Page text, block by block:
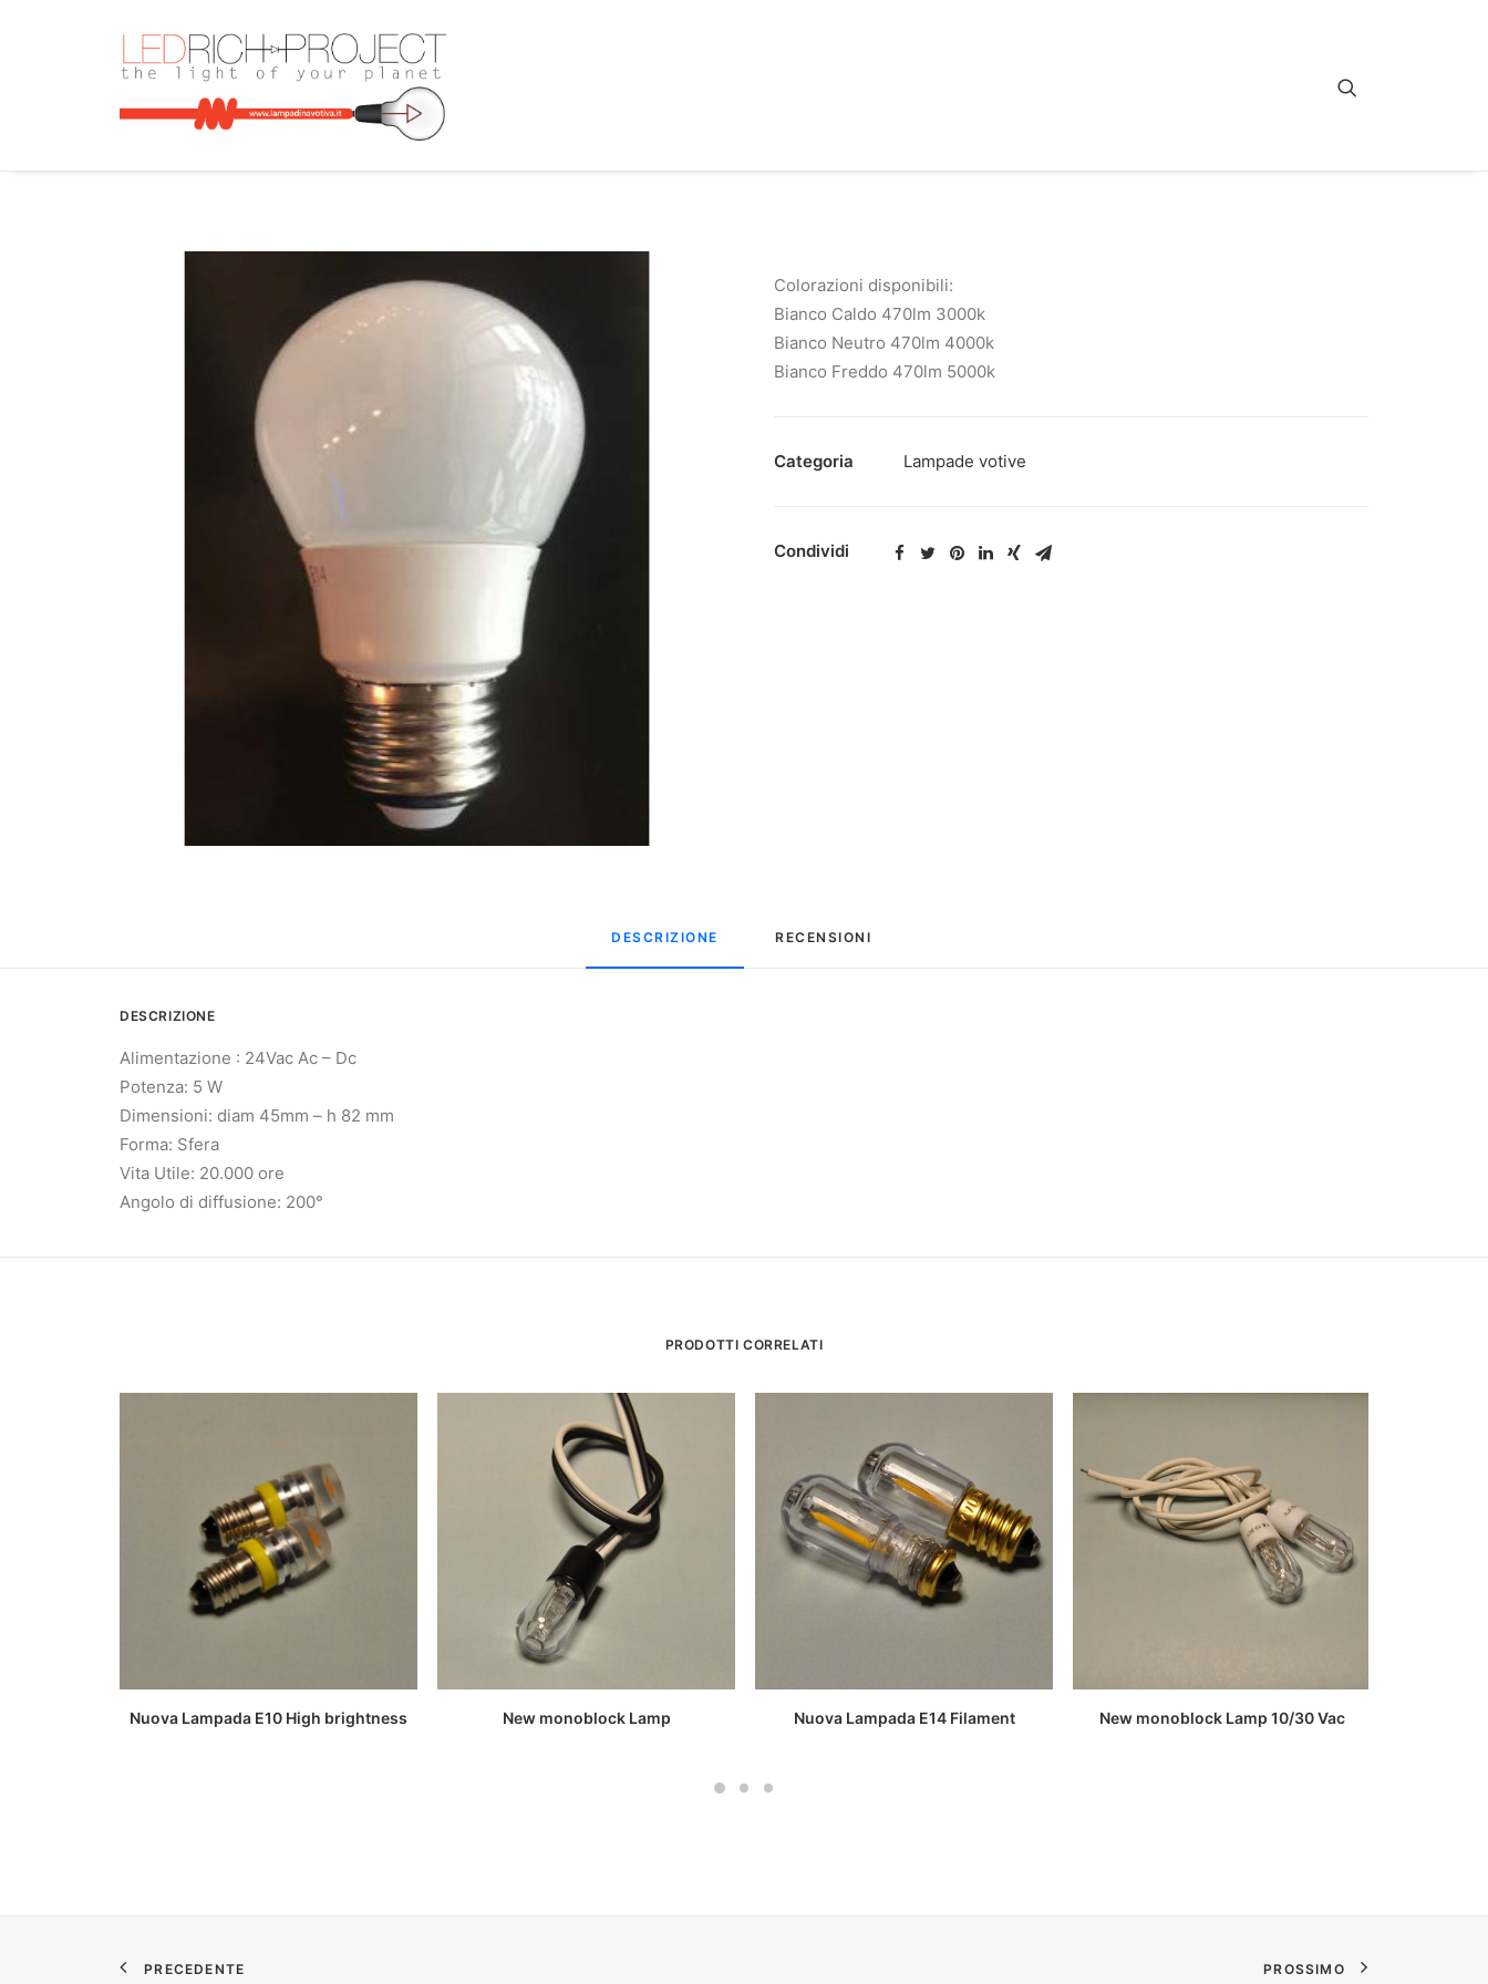
Colorazioni disponibili:
Bianco Caldo 470lm 3000k
Bianco Neutro 470lm 4000k
Bianco Freddo 470lm 5000k
Categoria Lampade votive
Condividi
DESCRIZIONE RECENSIONI
DESCRIZIONE
Alimentazione : 24Vac Ac – Dc
Potenza: 5 W
Dimensioni: diam 45mm – h 82 mm
Forma: Sfera
Vita Utile: 20.000 ore
Angolo di diffusione: 200°
PRODOTTI CORRELATI
LEGGI TUTTO
Nuova Lampada E10 High brightness LEGGI TUTTO
New monoblock Lamp LEGGI TUTTO
Nuova Lampada E14 Filament LEGGI TUTTO
New monoblock Lamp 10/30 Vac
PRECEDENTE PROSSIMO